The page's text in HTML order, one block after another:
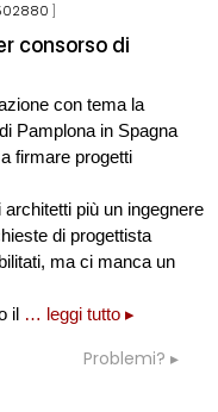
]
consorso di
con tema la
Pamplona in Spagna
firmare progetti
più un ingegnere
di progettista
ma ci manca un
il … leggi tutto ▸
Problemi?